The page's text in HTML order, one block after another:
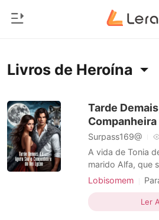
Histórico
Sair
Baixar App
Início
Moderno
Lobisomem
Contos
Livros de Heroína
Tarde
Companheira
Surpass169@
A vida de Tonia
marido Alfa, que
encontra sua
estranha dentro
seu marido
Lobisomem
Casamento
Heroína
Ler